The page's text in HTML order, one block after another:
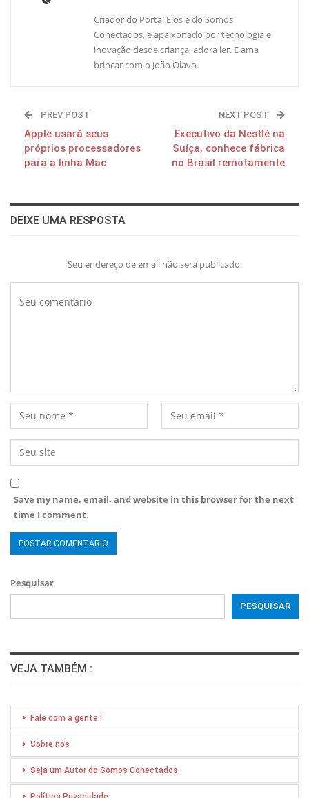
Criador do Portal Elos e do Somos
Conectados, é apaixonado por tecnologia e
inovação desde criança, adora ler. E ama
brincar com o João Olavo.
PREV POST
Apple usará seus
próprios processadores
para a linha Mac
NEXT POST
Executivo da Nestlé na
Suíça, conhece fábrica
no Brasil remotamente
DEIXE UMA RESPOSTA
Seu endereço de email não será publicado.
Save my name, email, and website in this browser for the next
time I comment.
Pesquisar
PESQUISAR
VEJA TAMBÉM :
Fale com a gente !
Sobre nós
Seja um Autor do Somos Conectados